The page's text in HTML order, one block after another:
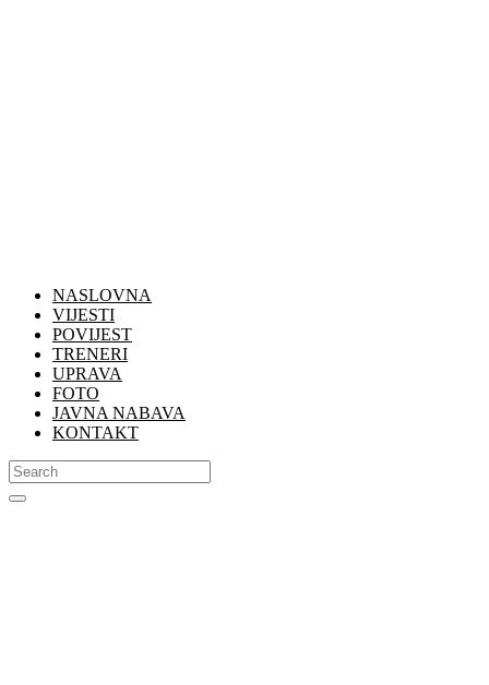
NASLOVNA
VIJESTI
POVIJEST
TRENERI
UPRAVA
FOTO
JAVNA NABAVA
KONTAKT